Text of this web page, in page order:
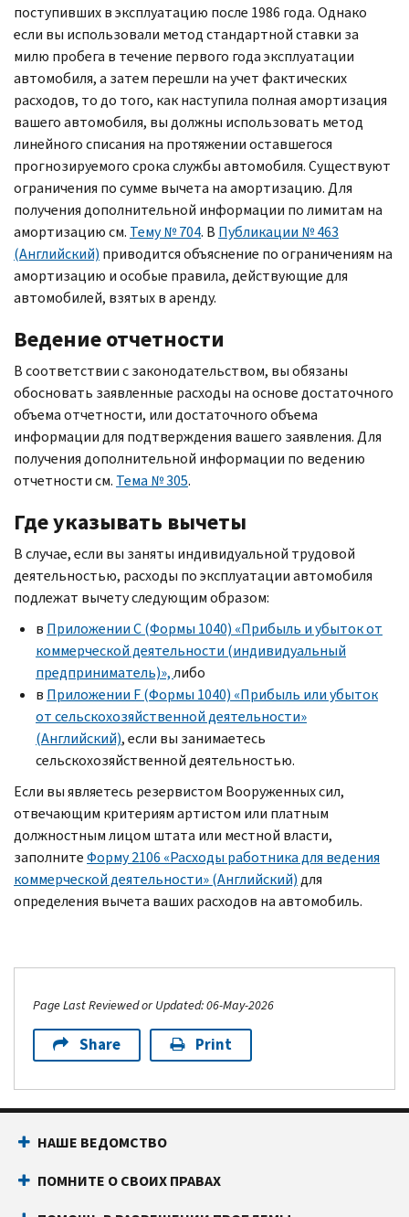
поступивших в эксплуатацию после 1986 года. Однако
если вы использовали метод стандартной ставки за
милю пробега в течение первого года эксплуатации
автомобиля, а затем перешли на учет фактических
расходов, то до того, как наступила полная амортизация
вашего автомобиля, вы должны использовать метод
линейного списания на протяжении оставшегося
прогнозируемого срока службы автомобиля. Существуют
ограничения по сумме вычета на амортизацию. Для
получения дополнительной информации по лимитам на
амортизацию см. Тему № 704. В Публикации № 463
(Английский) приводится объяснение по ограничениям на
амортизацию и особые правила, действующие для
автомобилей, взятых в аренду.
Ведение отчетности
В соответствии с законодательством, вы обязаны
обосновать заявленные расходы на основе достаточного
объема отчетности, или достаточного объема
информации для подтверждения вашего заявления. Для
получения дополнительной информации по ведению
отчетности см. Тема № 305.
Где указывать вычеты
В случае, если вы заняты индивидуальной трудовой
деятельностью, расходы по эксплуатации автомобиля
подлежат вычету следующим образом:
в Приложении С (Формы 1040) «Прибыль и убыток от
коммерческой деятельности (индивидуальный
предприниматель)»,либо
в Приложении F (Формы 1040) «Прибыль или убыток
от сельскохозяйственной деятельности»
(Английский), если вы занимаетесь
сельскохозяйственной деятельностью.
Если вы являетесь резервистом Вооруженных сил,
отвечающим критериям артистом или платным
должностным лицом штата или местной власти,
заполнитеФорму 2106 «Расходы работника для ведения
коммерческой деятельности» (Английский)для
определения вычета ваших расходов на автомобиль.
Page Last Reviewed or Updated: 06-May-2026
Share Print
НАШЕ ВЕДОМСТВО
ПОМНИТЕ О СВОИХ ПРАВАХ